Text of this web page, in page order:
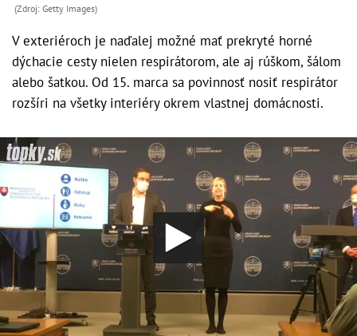
(Zdroj: Getty Images)
V exteriéroch je naďalej možné mať prekryté horné
dýchacie cesty nielen respirátorom, ale aj rúškom, šálom
alebo šatkou. Od 15. marca sa povinnosť nosiť respirátor
rozšíri na všetky interiéry okrem vlastnej domácnosti.